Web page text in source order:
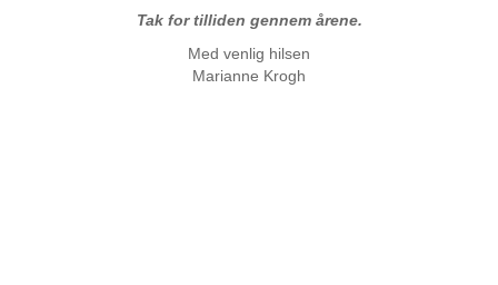
Tak for tilliden gennem årene.
Med venlig hilsen
Marianne Krogh